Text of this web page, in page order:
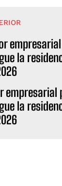
empresarial
la